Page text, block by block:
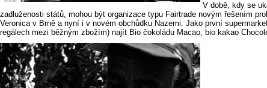
V době, kdy se
zadluženosti států, mohou být organizace typu Fairtrade novým řešením
Veronica v Brně a nyní i v novém obchůdku Nazemi. Jako první
regálech mezi běžným zbožím) najít Bio čokoládu Macao, bio kakao